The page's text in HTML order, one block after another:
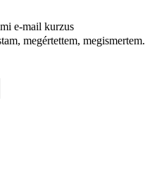
e-mail kurzus
megértettem, megismertem.